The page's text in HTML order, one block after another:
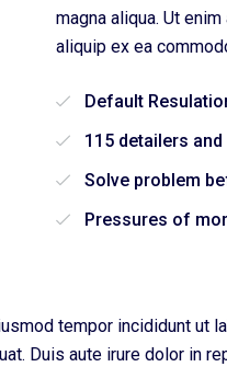
magna aliqua. Ut
aliquip ex ea
Default
115 detailers
Solve problem
Pressures of
tempor incididunt ut
Duis aute irure dolor in